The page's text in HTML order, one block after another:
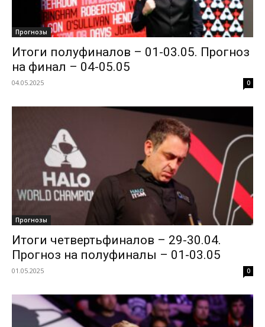
Прогнозы
Итоги полуфиналов – 01-03.05. Прогноз
на финал – 04-05.05
04.05.2025 0
Прогнозы
Итоги четвертьфиналов – 29-30.04.
Прогноз на полуфиналы – 01-03.05
01.05.2025 0